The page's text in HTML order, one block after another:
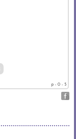
p - 0 - 5